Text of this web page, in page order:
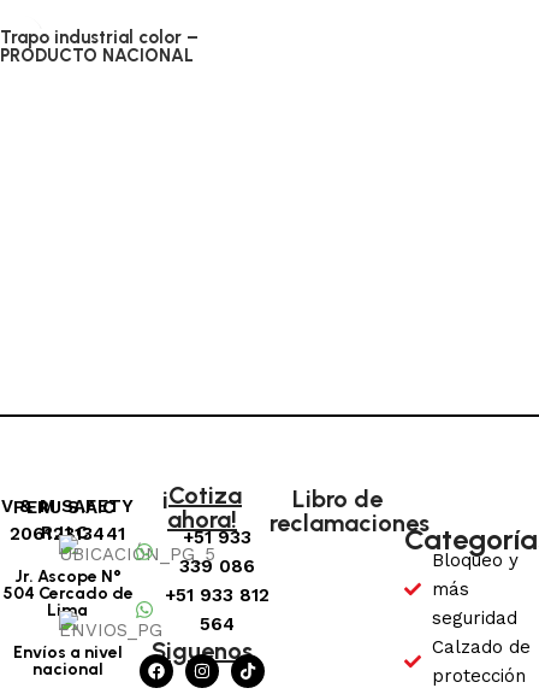
Trapo industrial color –
PRODUCTO NACIONAL
Absorbentes y otros
V & M SAFETY PERU S.A.C
R.U.C: 20612313441
Jr. Ascope N°
504 Cercado de
Lima
Envíos a nivel
nacional
¡Cotiza
ahora!
+51 933
339 086
+51 933 812
564
Siguenos
Libro de
reclamaciones
Bloqueo y
más
seguridad
Calzado de
protección